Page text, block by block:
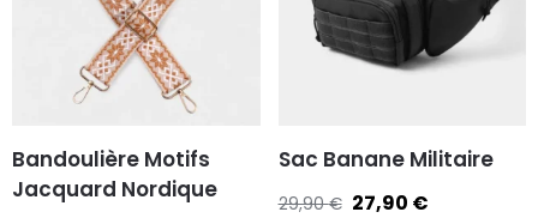
Bandoulière Motifs
Jacquard Nordique
Sac Banane Militaire
29,90€ 27,90 €